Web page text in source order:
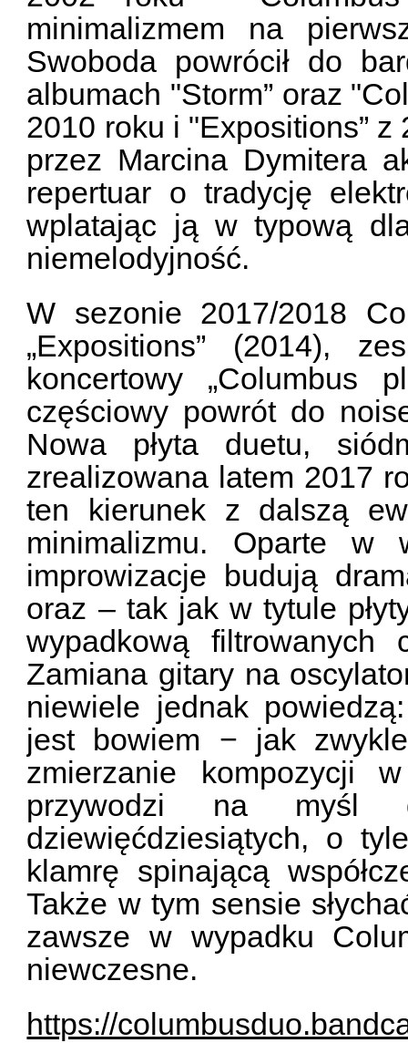
minimalizmem na
Swoboda powrócił do
albumach "Storm” oraz
2010 roku i "Expositions”
przez Marcina Dymitera
repertuar o tradycję
wplatając ją w typową
niemelodyjność.
W sezonie 2017/2018
„Expositions” (2014),
koncertowy „Columbus
częściowy powrót do
Nowa płyta duetu,
zrealizowana latem 2017
ten kierunek z dalszą
minimalizmu. Oparte w
improwizacje budują
oraz – tak jak w tytule
wypadkową filtrowanych
Zamiana gitary na
niewiele jednak
jest bowiem − jak
zmierzanie kompozycji
przywodzi na myśl
dziewięćdziesiątych, o
klamrę spinającą
Także w tym sensie
zawsze w wypadku
niewczesne.
https://